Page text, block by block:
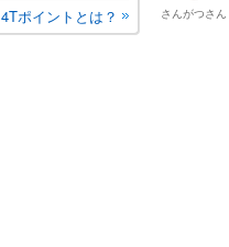
さんがつさん
4Tポイントとは？